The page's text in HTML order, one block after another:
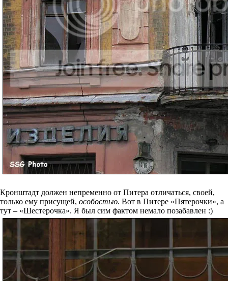
Кронштадт должен непременно от Питера отличаться, своей,
только ему присущей, особостью. Вот в Питере «Пятерочки», а
тут – «Шестерочка». Я был сим фактом немало позабавлен :)